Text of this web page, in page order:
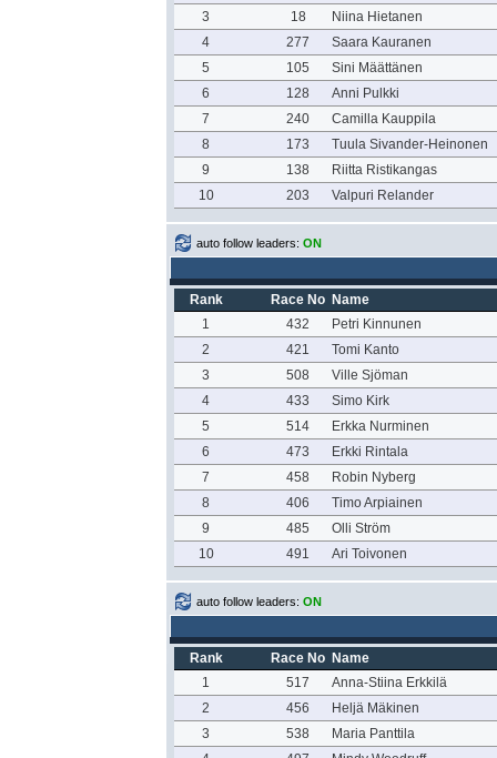
3
18
Niina Hietanen
4
277
Saara Kauranen
5
105
Sini Määttänen
6
128
Anni Pulkki
7
240
Camilla Kauppila
8
173
Tuula Sivander-Heinonen
9
138
Riitta Ristikangas
10
203 Valpuri Relander
auto follow leaders: ON
Rank Race No Name
1
432
Petri Kinnunen
2
421
Tomi Kanto
3
508
Ville Sjöman
4
433
Simo Kirk
5
514
Erkka Nurminen
6
473
Erkki Rintala
7
458
Robin Nyberg
8
406
Timo Arpiainen
9
485
Olli Ström
10
491 Ari Toivonen
auto follow leaders: ON
Rank Race No Name
1
517
Anna-Stiina Erkkilä
2
456
Heljä Mäkinen
3
538
Maria Panttila